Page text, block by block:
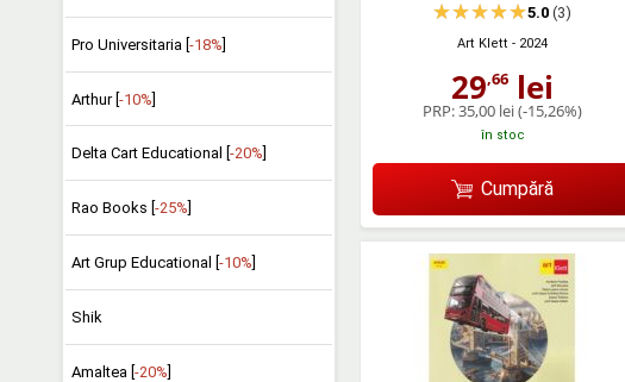
Pro Universitaria [-18%]
Arthur [-10%]
Delta Cart Educational [ -20%
Rao Books [ -25%
Art Grup Educational [ -10%
Shik
Amaltea [ -20%
5.0(3)
Art Klett - 2024
29,66 lei
PRP:35,00 lei(-15,26%)
în stoc
Cumpără